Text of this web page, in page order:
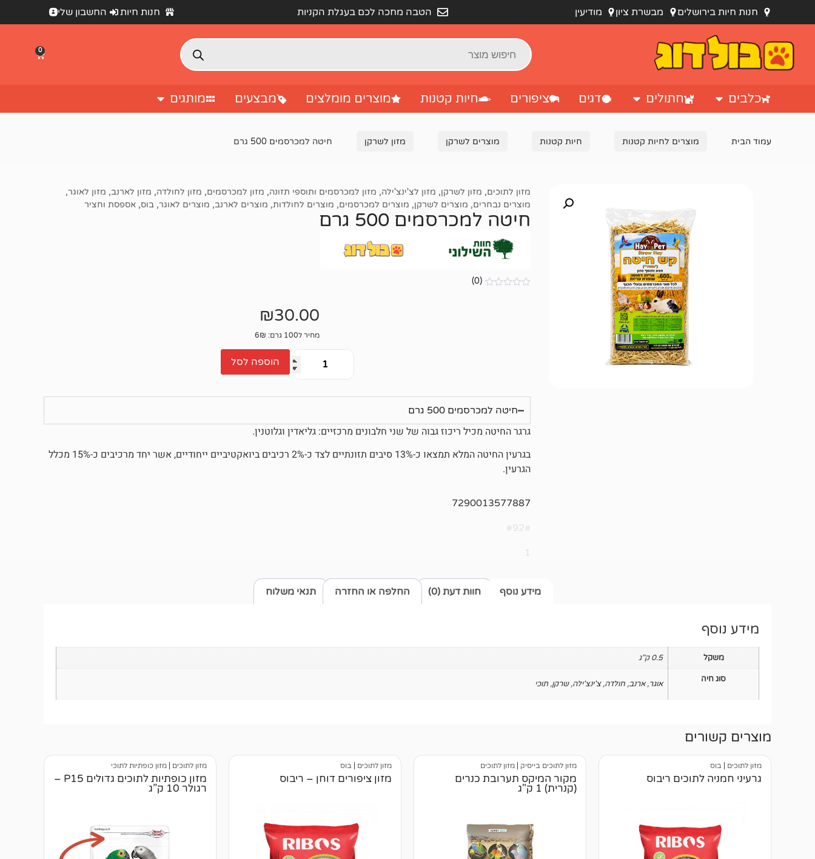
חנות חיות בירושלים מבשרת ציון מודיעין הטבה מחכה לכם בעגלת הקניות חנות חיות החשבון שלי
0
כלבים חתולים דגים ציפורים חיות קטנות מוצרים מומלצים מבצעים מותגים
עמוד הבית מוצרים לחיות קטנות חיות קטנות מוצרים לשרקן מזון לשרקן חיטה למכרסמים 500 גרם
מזון לתוכים, מזון לשרקן, מזון לצ'ינצ'ילה, מזון למכרסמים ותוספי תזונה, מזון למכרסמים, מזון לחולדה, מזון לארנב, מזון לאוגר,
מוצרים נבחרים, מוצרים לשרקן, מוצרים למכרסמים, מוצרים לחולדות, מוצרים לארנב, מוצרים לאוגר, בוס, אספסת וחציר
חיטה למכרסמים 500 גרם
(0)
₪30.00
מחיר ל100 גרם: 6₪
הוספה לסל
חיטה למכרסמים 500 גרם
גרגר החיטה מכיל ריכוז גבוה של שני חלבונים מרכזיים: גליאדין וגלוטנין.
בגרעין החיטה המלא תמצאו כ-13% סיבים תזונתיים לצד כ-2% רכיבים ביואקטיביים ייחודיים, אשר יחד מרכיבים כ-15% מכלל
הגרעין.
7290013577887
#92#
1
מידע נוסף תנאי משלוח חוות דעת (0) החלפה או החזרה
מידע נוסף
משקל 0.5 ק"ג
סוג חיה אוגר,ארנב, חולדה,צ'ינצ'ילה,שרקן, תוכי
מוצרים קשורים
מזון לתוכים | בוס
גרעיני חמניה לתוכים ריבוס
מזון לתוכים בייסיק | מזון לתוכים
מקור המיקס תערובת כנרים
(קנרית) 1 ק"ג
מזון לתוכים | בוס
מזון ציפורים דוחן – ריבוס
מזון לתוכים | מזון כופתיות לתוכי
מזון כופתיות לתוכים גדולים P15 –
רגולר 10 ק”ג